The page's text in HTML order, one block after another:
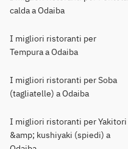
calda a Odaiba
I migliori ristoranti per
Tempura a Odaiba
I migliori ristoranti per Soba
(tagliatelle) a Odaiba
I migliori ristoranti per Yakitori
&amp; kushiyaki (spiedi) a